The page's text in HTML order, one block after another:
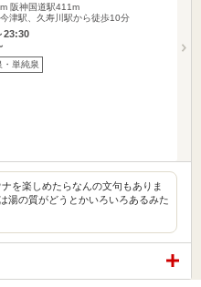
阪神国道駅411m
津駅、久寿川駅から徒歩10分
23:30
・単純泉
を楽しめたらなんの文句もありま
湯の質がどうとかいろいろあるみた